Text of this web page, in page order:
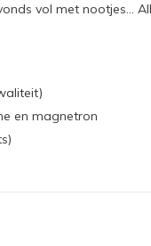
vol met nootjes...
en magnetron